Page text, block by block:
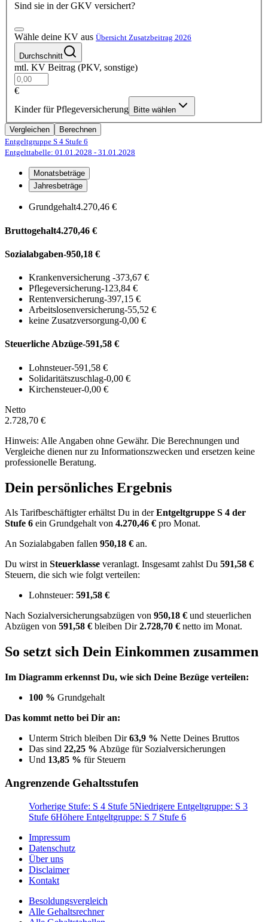
Sind sie in der GKV versichert?
Wähle deine KV aus Übersicht Zusatzbeitrag 2026
Durchschnitt
mtl. KV Beitrag (PKV, sonstige)
€
Kinder für Pflegeversicherung
Bitte wählen
Vergleichen
Berechnen
Entgeltgruppe S 4 Stufe 6
Entgelttabelle: 01.01.2028 - 31.01.2028
Monatsbeträge
Jahresbeträge
Grundgehalt4.270,46 €
Bruttogehalt4.270,46 €
Sozialabgaben-950,18 €
Krankenversicherung -373,67 €
Pflegeversicherung-123,84 €
Rentenversicherung-397,15 €
Arbeitslosenversicherung-55,52 €
keine Zusatzversorgung-0,00 €
Steuerliche Abzüge-591,58 €
Lohnsteuer-591,58 €
Solidaritätszuschlag-0,00 €
Kirchensteuer-0,00 €
Netto
2.728,70 €
Hinweis: Alle Angaben ohne Gewähr. Die Berechnungen und
Vergleiche dienen nur zu Informationszwecken und ersetzen keine
professionelle Beratung.
Dein persönliches Ergebnis
Als Tarifbeschäftigter erhältst Du in derEntgeltgruppe S 4 der
Stufe 6 ein Grundgehalt von 4.270,46 € pro Monat.
An Sozialabgaben fallen 950,18 € an.
Du wirst in Steuerklasse veranlagt. Insgesamt zahlst Du 591,58 €
Steuern, die sich wie folgt verteilen:
Lohnsteuer: 591,58 €
Nach Sozialversicherungsabzügen von 950,18 € und steuerlichen
Abzügen von 591,58 € bleiben Dir2.728,70 € netto im Monat.
So setzt sich Dein Einkommen zusammen
Im Diagramm erkennst Du, wie sich Deine Bezüge verteilen:
100 % Grundgehalt
Das kommt netto bei Dir an:
Unterm Strich bleiben Dir63,9 % Nette Deines Bruttos
Das sind 22,25 % Abzüge für Sozialversicherungen
Und 13,85 % für Steuern
Angrenzende Gehaltsstufen
Vorherige Stufe: S 4 Stufe 5Niedrigere Entgeltgruppe: S 3
Stufe 6Höhere Entgeltgruppe: S 7 Stufe 6
Impressum
Datenschutz
Über uns
Disclaimer
Kontakt
Besoldungsvergleich
Alle Gehaltsrechner